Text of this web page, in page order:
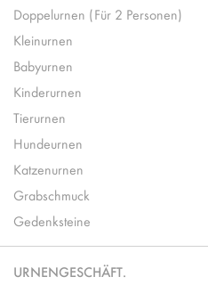
Doppelurnen (Für 2 Personen)
Kleinurnen
Babyurnen
Kinderurnen
Tierurnen
Hundeurnen
Katzenurnen
Grabschmuck
Gedenksteine
URNENGESCHÄFT.